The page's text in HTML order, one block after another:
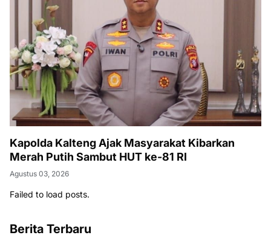
Kapolda Kalteng Ajak Masyarakat Kibarkan
Merah Putih Sambut HUT ke-81 RI
Agustus 03, 2026
Failed to load posts.
Berita Terbaru